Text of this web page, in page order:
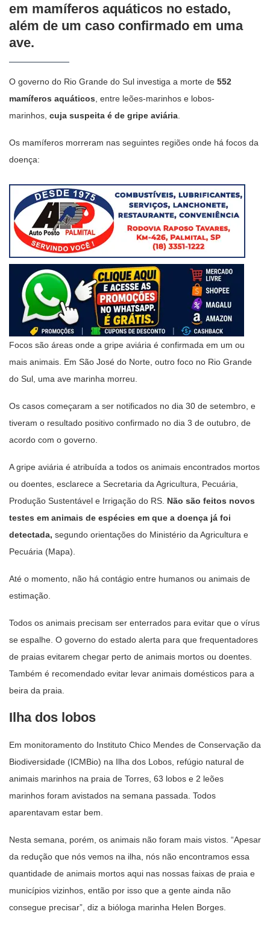
em mamíferos aquáticos no estado,
além de um caso confirmado em uma
ave.
O governo do Rio Grande do Sul investiga a morte de 552
mamíferos aquáticos , entre leões-marinhos e lobos-
marinhos, cuja suspeita é de gripe aviária
Os mamíferos morreram nas seguintes regiões onde há focos da
doença:
Focos são áreas onde a gripe aviária é confirmada em um ou
mais animais. Em São José do Norte, outro foco no Rio Grande
do Sul, uma ave marinha morreu.
Os casos começaram a ser notificados no dia 30 de setembro, e
tiveram o resultado positivo confirmado no dia 3 de outubro, de
acordo com o governo.
A gripe aviária é atribuída a todos os animais encontrados mortos
ou doentes, esclarece a Secretaria da Agricultura, Pecuária,
Produção Sustentável e Irrigação do RS. Não são feitos novos
testes em animais de espécies em que a doença já foi
detectada, segundo orientações do Ministério da Agricultura e
Pecuária (Mapa).
Até o momento, não há contágio entre humanos ou animais de
estimação.
Todos os animais precisam ser enterrados para evitar que o vírus
se espalhe. O governo do estado alerta para que frequentadores
de praias evitarem chegar perto de animais mortos ou doentes.
Também é recomendado evitar levar animais domésticos para a
beira da praia.
Ilha dos lobos
Em monitoramento do Instituto Chico Mendes de Conservação da
Biodiversidade (ICMBio) na Ilha dos Lobos, refúgio natural de
animais marinhos na praia de Torres, 63 lobos e 2 leões
marinhos foram avistados na semana passada. Todos
aparentavam estar bem.
Nesta semana, porém, os animais não foram mais vistos. “Apesar
da redução que nós vemos na ilha, nós não encontramos essa
quantidade de animais mortos aqui nas nossas faixas de praia e
municípios vizinhos, então por isso que a gente ainda não
consegue precisar”, diz a bióloga marinha Helen Borges.